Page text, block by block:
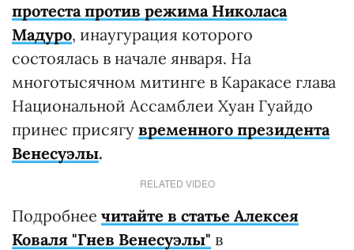
протеста против режима Николаса
Мадуро, инаугурация которого
состоялась в начале января. На
многотысячном митинге в Каракасе глава
Национальной Ассамблеи Хуан Гуайдо
принес присягу временного президента
Венесуэлы.
RELATED VIDEO
Подробнее читайте в статье Алексея
Коваля "Гнев Венесуэлы" в